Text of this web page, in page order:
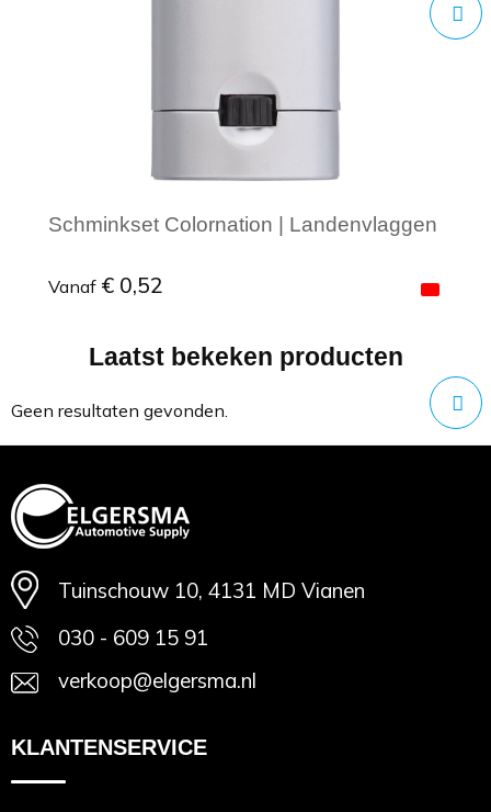
Schminkset Colornation | Landenvlaggen
Vanaf € 0,52
Minimale afname: 1
Laatst bekeken producten
Geen resultaten gevonden.
Tuinschouw 10, 4131 MD Vianen
030 - 609 15 91
verkoop@elgersma.nl
KLANTENSERVICE